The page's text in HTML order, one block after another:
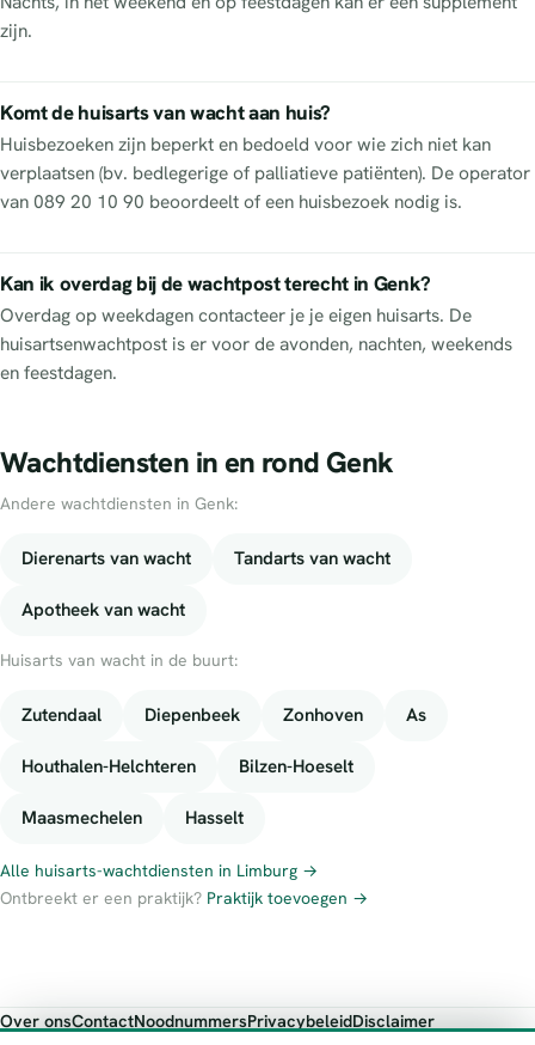
zijn.
Komt de huisarts van wacht aan huis?
Huisbezoeken zijn beperkt en bedoeld voor wie zich niet kan
verplaatsen (bv. bedlegerige of palliatieve patiënten). De operator
van 089 20 10 90 beoordeelt of een huisbezoek nodig is.
Kan ik overdag bij de wachtpost terecht in Genk?
Overdag op weekdagen contacteer je je eigen huisarts. De
huisartsenwachtpost is er voor de avonden, nachten, weekends
en feestdagen.
Wachtdiensten in en rond Genk
Andere wachtdiensten in Genk:
Dierenarts van wacht Tandarts van wacht
Apotheek van wacht
Huisarts van wacht in de buurt:
Zutendaal Diepenbeek Zonhoven As
Houthalen-Helchteren Bilzen-Hoeselt
Maasmechelen Hasselt
Alle huisarts-wachtdiensten in Limburg →
Ontbreekt er een praktijk? Praktijk toevoegen →
Over onsContactNoodnummersPrivacybeleidDisclaimer